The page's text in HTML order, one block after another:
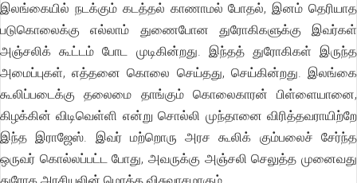
இலங்கையில் நடக்கும் கடத்தல் காணாமல் போதல், இனம் தெரியாத
படுகொலைக்கு எல்லாம் துணைபோன துரோகிகளுக்கு இவர்கள்
அஞ்சலிக் கூட்டம் போட முடிகின்றது. இந்தத் துரோகிகள் இருந்த
அமைப்புகள், எத்தனை கொலை செய்தது, செய்கின்றது. இலங்கை
கூலிப்படைக்கு தலைமை தாங்கும் கொலைகாரன் பிள்ளையானை,
கிழக்கின் விடிவெள்ளி என்று சொல்லி முந்தானை விரித்தவராயிற்றே
இந்த இராஜேஸ். இவர் மற்றொரு அரச கூலிக் கும்பலைச் சேர்ந்த
ஒருவர் கொல்லப்பட்ட போது, அவருக்கு அஞ்சலி செலுத்த முனைவது